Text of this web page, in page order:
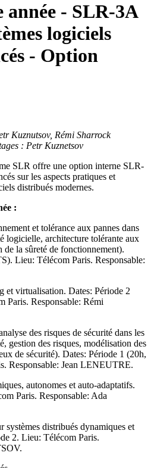
année - SLR-3A
logiciels
- Option
Kuznutsov, Rémi Sharrock
: Petr Kuznetsov
SLR offre une option interne SLR-
sur les aspects pratiques et
distribués modernes.
:
et tolérance aux pannes dans
logicielle, architecture tolérante aux
de la sûreté de fonctionnement).
Lieu: Télécom Paris. Responsable:
et virtualisation. Dates: Période 2
Paris. Responsable: Rémi
des risques de sécurité dans les
gestion des risques, modélisation des
de sécurité). Dates: Période 1 (20h,
Responsable: Jean LENEUTRE.
autonomes et auto-adaptatifs.
Paris. Responsable: Ada
distribués dynamiques et
2. Lieu: Télécom Paris.